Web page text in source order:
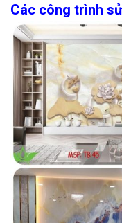
Các công trình